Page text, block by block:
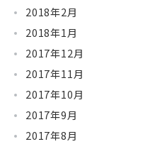
2018年2月
2018年1月
2017年12月
2017年11月
2017年10月
2017年9月
2017年8月